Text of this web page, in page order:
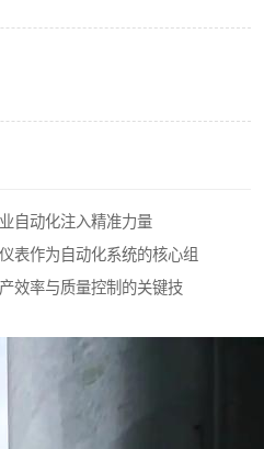
自动化注入精准力量
表作为自动化系统的核心组
效率与质量控制的关键技